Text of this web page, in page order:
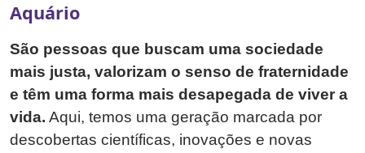
Aquário
São pessoas que buscam uma sociedade
mais justa, valorizam o senso de fraternidade
e têm uma forma mais desapegada de viver a
vida. Aqui, temos uma geração marcada por
descobertas científicas, inovações e novas